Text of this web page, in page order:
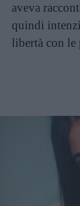
aveva
quindi
libertà con le